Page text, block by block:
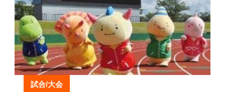
試合/大会